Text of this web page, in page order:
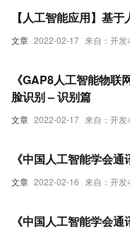
文章 2022-02-17 来自：开发
【人工智能应用】基
文章 2022-02-17 来自：开发
《GAP8人工智能物联
脸识别 – 识别篇
文章 2022-02-16 来自：开发
《中国人工智能学会
《中国人工智能学会